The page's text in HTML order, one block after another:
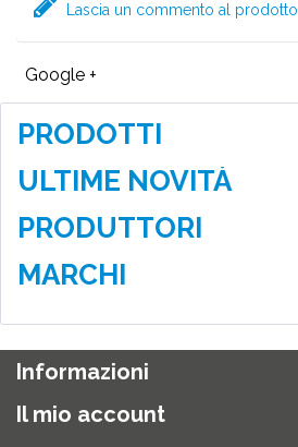
Lascia un commento al prodotto
Google +
PRODOTTI
ULTIME NOVITÀ
PRODUTTORI
MARCHI
Informazioni
Il mio account